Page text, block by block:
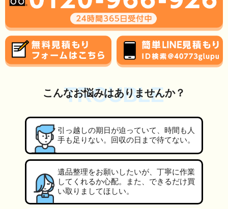
TROUBLE
こんなお悩みはありませんか？
引っ越しの期日が迫っていて、時間も人
手も足りない。回収の日まで待てない。
遺品整理をお願いしたいが、丁寧に作業
してくれるか心配。また、できるだけ買
い取りましてほしい。